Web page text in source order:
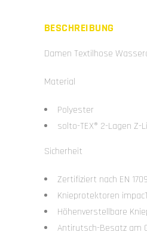
BESCHREIBUNG
Damen Textilhose
Material
Polyester
solto-TEX® 2-Lagen Z-
Sicherheit
Zertifiziert nach EN
Knieprotektoren
Höhenverstellbare
Antirutsch-Besatz am